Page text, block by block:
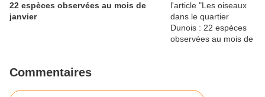
22 espèces observées au mois de
janvier
Commentaires